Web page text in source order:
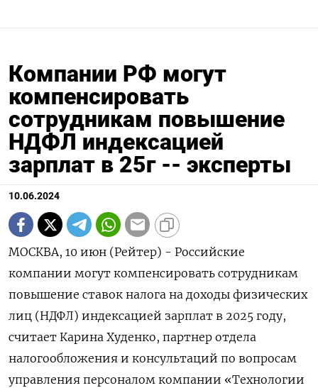
Компании РФ могут
компенсировать
сотрудникам повышение
НДФЛ индексацией
зарплат в 25г -- эксперты
10.06.2024
МОСКВА, 10 июн (Рейтер) - Российские
компании могут компенсировать сотрудникам
повышение ставок налога на доходы физических
лиц (НДФЛ) индексацией зарплат в 2025 году,
считает Карина Худенко, партнер отдела
налогообложения и консультаций по вопросам
управления персоналом компании «Технологии